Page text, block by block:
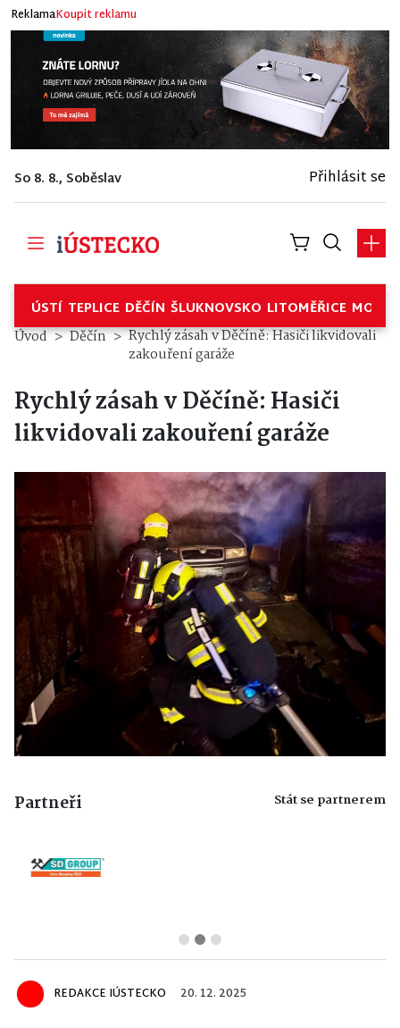
ReklamaKoupit reklamu
So 8. 8., Soběslav Přihlásit se
ÚSTÍ TEPLICE DĚČÍN ŠLUKNOVSKO LITOMĚŘICE
Úvod Děčín
Rychlý zásah v Děčíně: Hasiči likvidovali
zakouření garáže
Rychlý zásah v Děčíně: Hasiči
likvidovali zakouření garáže
Partneři Stát se partnerem
REDAKCE IÚSTECKO 20. 12. 2025